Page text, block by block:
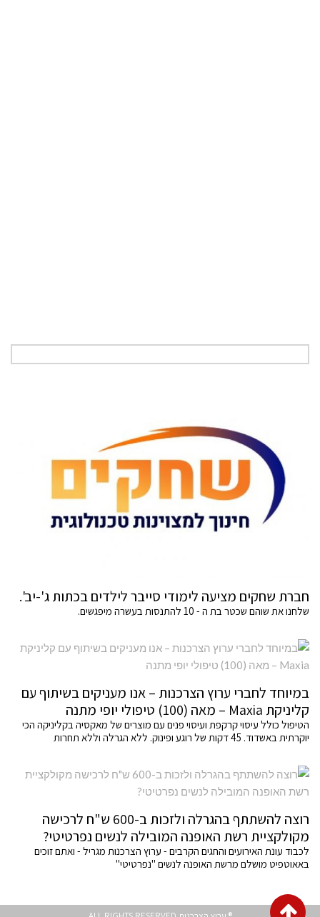
חברת שחקים מציעה לימודי סייבר לילדים בכתות ג'-יב'.
שלחנו את שוהם שכטר בת ה - 10 להתנסות בעשרה מיפגשים.
במיוחד לחברי ערוץ הצרכנות – אנו מעניקים בשיתוף עם
קליניקת Maxia – מאה (100) טיפולי יופי מתנה
הטיפול כולל עיסוי קרקפת ועיסוי פנים עם מוצרים של מאקסיה בקליניקה הכי
יוקרתית באשדוד. 45 דקות של רוגע ופינוק. ללא הגרלה וללא תחרות
רוצה להשתתף בהגרלה ולזכות ב-600 ש"ח לרכישה
מקולקציית רשת האופנה המובילה לנשים נפרטיטי?
לכבוד עונת האירועים והחגים הקרבים - ערוץ הצרכנות מגריל - ואתם זוכים
באאוטפיט מושלם מרשת האופנה לנשים "נפרטיטי"
גלילה